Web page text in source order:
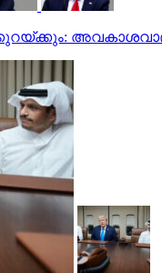
അവകാശവാദം